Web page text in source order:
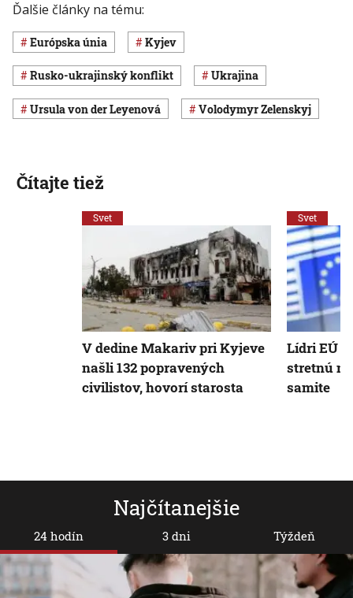
Ďalšie články na tému:
Európska únia Kyjev
rusko-ukrajinský konflikt Ukrajina
Ursula von der Leyenová Volodymyr Zelenskyj
Najčítanejšie
24 hodín 3 dni Týždeň
Čítajte tiež
Svet
V dedine Makariv pri Kyjeve
našli 132 popravených
civilistov, hovorí starosta
Svet
Lídri EÚ
stretnú
samite